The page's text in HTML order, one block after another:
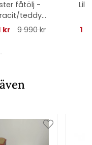
fåtölj -
teddy
verde
kr 9 990 kr
1